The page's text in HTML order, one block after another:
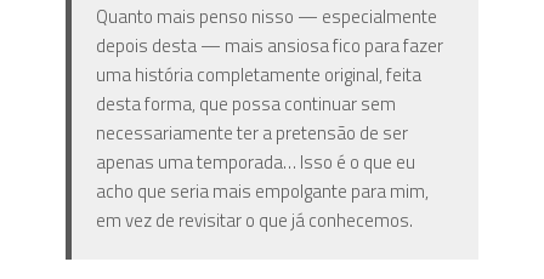
Quanto mais penso nisso — especialmente
depois desta — mais ansiosa fico para fazer
uma história completamente original, feita
desta forma, que possa continuar sem
necessariamente ter a pretensão de ser
apenas uma temporada… Isso é o que eu
acho que seria mais empolgante para mim,
em vez de revisitar o que já conhecemos.